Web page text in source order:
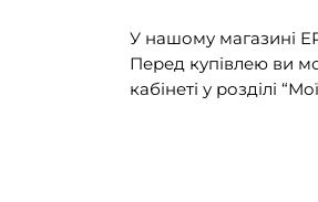
У нашому магазині
Перед купівлею ви
кабінеті у розділі